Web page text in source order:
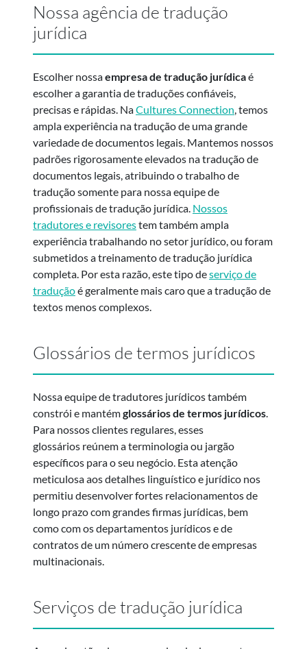
Nossa agência de tradução
jurídica
Escolher nossaempresa de tradução jurídicaé
escolher a garantia de traduções confiáveis,
precisas e rápidas. NaCultures Connection, temos
ampla experiência na tradução de uma grande
variedade de documentos legais. Mantemos nossos
padrões rigorosamente elevados na tradução de
documentos legais, atribuindo o trabalho de
tradução somente para nossa equipe de
profissionais de tradução jurídica. Nossos
tradutores e revisorestem também ampla
experiência trabalhando no setor jurídico, ou foram
submetidos a treinamento de tradução jurídica
completa. Por esta razão, este tipo deserviço de
traduçãoé geralmente mais caro que a tradução de
textos menos complexos.
Glossários de termos jurídicos
Nossa equipe de tradutores jurídicos também
constrói e mantémglossários de termos jurídicos.
Para nossos clientes regulares, esses
glossários reúnem a terminologia ou jargão
específicos para o seu negócio. Esta atenção
meticulosa aos detalhes linguístico e jurídico nos
permitiu desenvolver fortes relacionamentos de
longo prazo com grandes firmas jurídicas, bem
como com os departamentos jurídicos e de
contratos de um número crescente de empresas
multinacionais.
Serviços de tradução jurídica